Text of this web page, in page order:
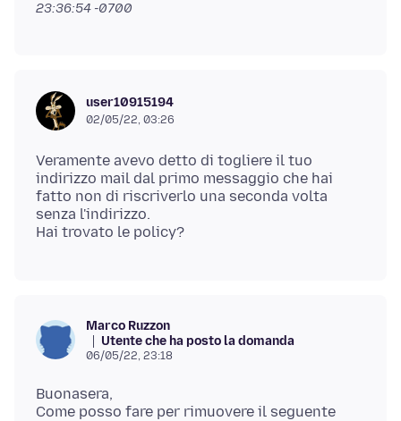
23:36:54 -0700
user10915194
02/05/22, 03:26
Veramente avevo detto di togliere il tuo
indirizzo mail dal primo messaggio che hai
fatto non di riscriverlo una seconda volta
senza l'indirizzo.
Marco Ruzzon
Utente che ha posto la domanda
06/05/22, 23:18
Buonasera,
Come posso fare per rimuovere il seguente